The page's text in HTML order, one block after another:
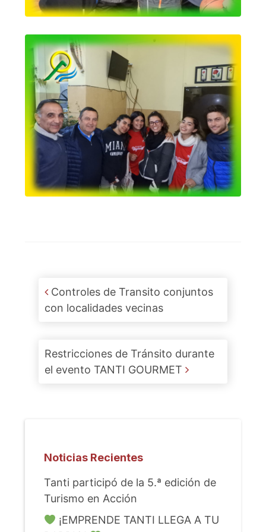
Post navigation
Controles de Transito conjuntos
con localidades vecinas
Restricciones de Tránsito durante
el evento TANTI GOURMET
Noticias Recientes
Tanti participó de la 5.ª edición de
Turismo en Acción
¡EMPRENDE TANTI LLEGA A TU